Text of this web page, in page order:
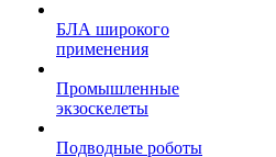
БЛА широкого
применения
Промышленные
экзоскелеты
Подводные роботы